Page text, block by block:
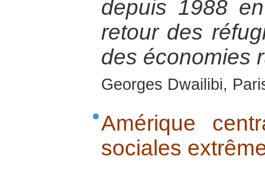
depuis 1988
retour des
des économies
Georges Dwailibi,
Amérique
sociales